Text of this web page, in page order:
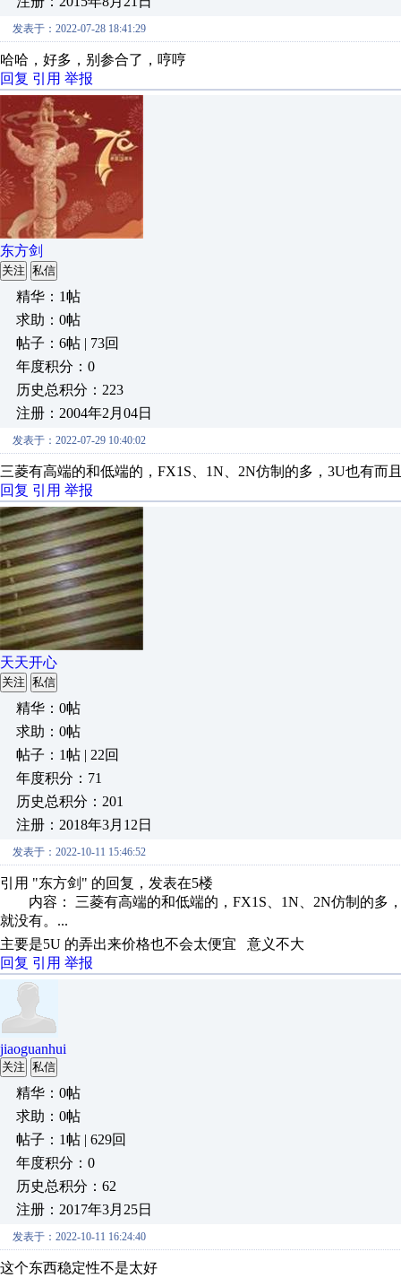
发表于：2022-07-28 18:41:29
哈哈，好多，别参合了，哼哼
回复 引用 举报
东方剑
关注 私信
精华：1帖
求助：0帖
帖子：6帖 | 73回
年度积分：0
历史总积分：223
注册：2004年2月04日
发表于：2022-07-29 10:40:02
三菱有高端的和低端的，FX1S、1N、2N仿制的多，3U也有
回复 引用 举报
天天开心
关注 私信
精华：0帖
求助：0帖
帖子：1帖 | 22回
年度积分：71
历史总积分：201
注册：2018年3月12日
发表于：2022-10-11 15:46:52
引用 "东方剑" 的回复，发表在5楼
内容： 三菱有高端的和低端的，FX1S、1N、2N仿制的多
就没有。...
主要是5U 的弄出来价格也不会太便宜 意义不大
回复 引用 举报
jiaoguanhui
关注 私信
精华：0帖
求助：0帖
帖子：1帖 | 629回
年度积分：0
历史总积分：62
注册：2017年3月25日
发表于：2022-10-11 16:24:40
这个东西稳定性不是太好